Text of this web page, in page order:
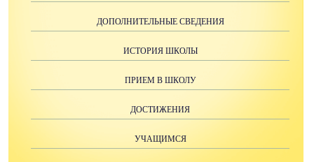
ДОПОЛНИТЕЛЬНЫЕ СВЕДЕНИЯ
ИСТОРИЯ ШКОЛЫ
ПРИЕМ В ШКОЛУ
ДОСТИЖЕНИЯ
УЧАЩИМСЯ